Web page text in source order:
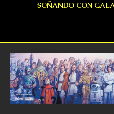
SOÑANDO CON